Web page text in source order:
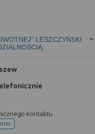
LESZCZYŃSKI
kontaktu
do rejestracji